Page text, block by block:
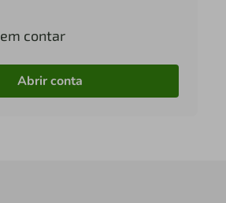
contar
Abrir conta